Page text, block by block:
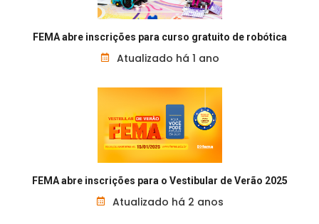
FEMA abre inscrições para curso gratuito de robótica
Atualizado há 1 ano
FEMA abre inscrições para o Vestibular de Verão 2025
Atualizado há 2 anos